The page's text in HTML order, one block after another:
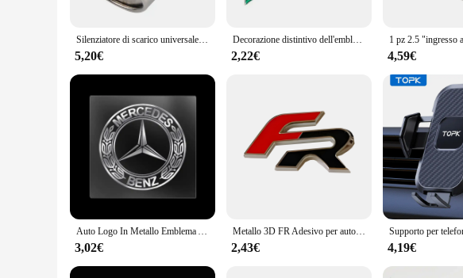
Silenziatore di scarico universale per auto punta rotonda in acciaio inossidabile coda per auto tubo di scarico rotondo cromato posteriore tubo di punta del silenziatore di coda
5,20€
Decorazione distintivo dell'emblema dell'adesivo sottile della bandiera dell'Italia da 2 pezzi per il camion della bici dell'automobile italiana
2,22€ 4,59€
Auto Logo In Metallo Emblema Auto Decorazione di Interni Adesivo Per Mercedes Benz ACCE GLC GLA GLE W177 W205 W212 W213 X253 X156 W166 X247
3,02€
Metallo 3D FR Adesivo per auto Carrozzeria Distintivo dell'emblema per Seat Leon FR + Cupra Ibiza Altea Exeo Formula Racing Styling Accessori auto
2,43€ 4,19€